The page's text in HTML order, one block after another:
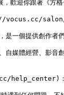
歡迎你跟著《方
salon/
是一個提供創作者
自媒體經營、影
：疑